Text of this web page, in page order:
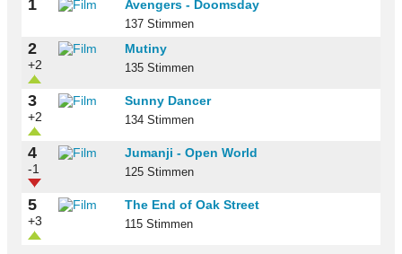
1 Avengers - Doomsday
137 Stimmen
2
+2
Mutiny
135 Stimmen
3
+2
Sunny Dancer
134 Stimmen
4
-1
Jumanji - Open World
125 Stimmen
5
+3
The End of Oak Street
115 Stimmen